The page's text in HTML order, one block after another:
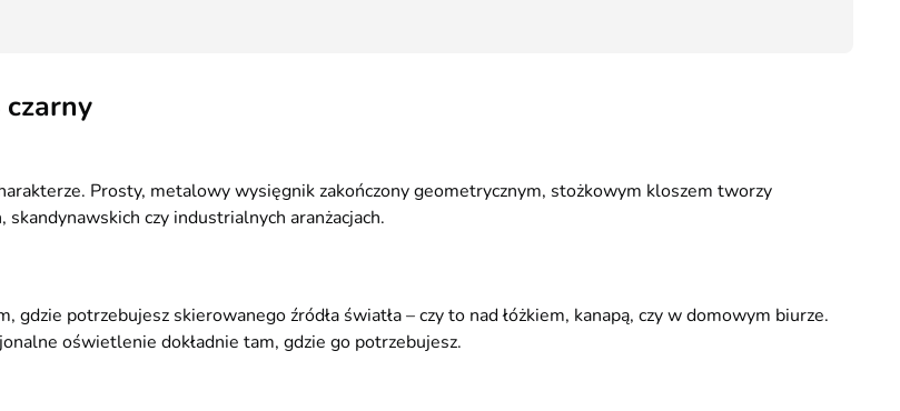
Prosty, metalowy wysięgnik zakończony geometrycznym, stożkowym kloszem tworzy
czy industrialnych aranżacjach.
potrzebujesz skierowanego źródła światła – czy to nad łóżkiem, kanapą, czy w domowym biurze.
oświetlenie dokładnie tam, gdzie go potrzebujesz.